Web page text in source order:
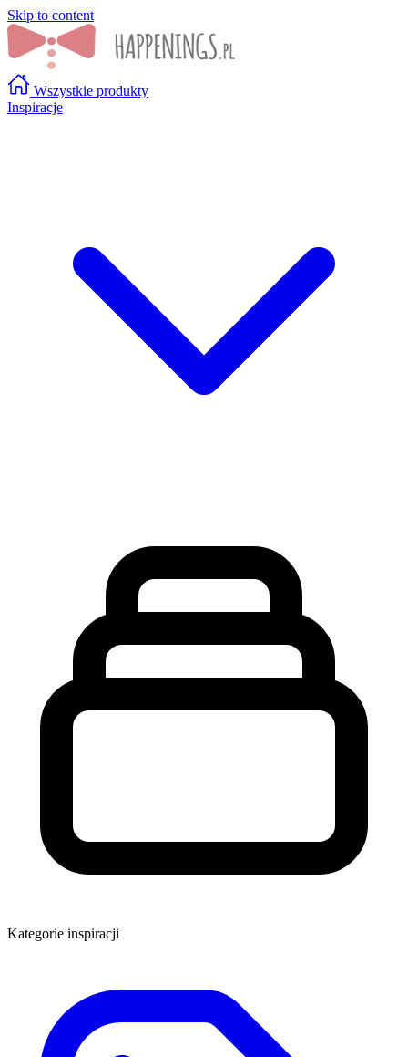
Skip to content
Wszystkie produkty
Inspiracje
Kategorie inspiracji